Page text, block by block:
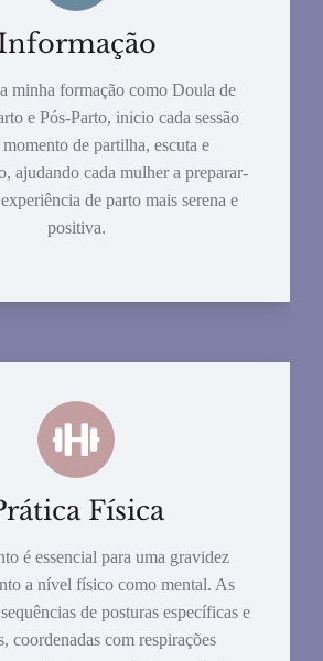
minha formação como Doula de
e Pós-Parto, inicio cada sessão
de partilha, escuta e
ajudando cada mulher a preparar-
de parto mais serena e
positiva.
Física
é essencial para uma gravidez
a nível físico como mental. As
de posturas específicas e
coordenadas com respirações